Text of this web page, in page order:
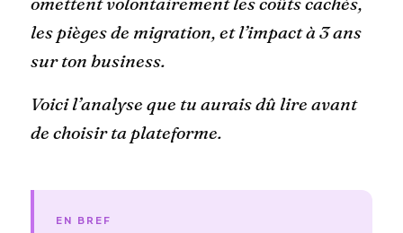
les pièges de migration, et l’impact à 3 ans
sur ton business.
Voici l’analyse que tu aurais dû lire avant
de choisir ta plateforme.
EN BREF